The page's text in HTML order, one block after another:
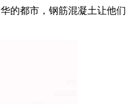
的都市，钢筋混凝土让他